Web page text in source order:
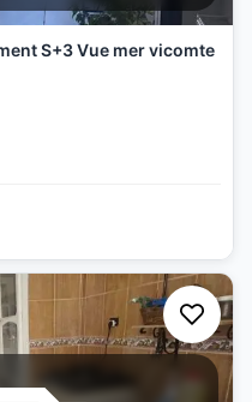
S+3 Vue mer vicomte